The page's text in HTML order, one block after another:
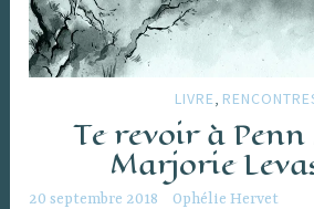
LIVRE,
Te revoir à Penn
Marjorie
20 septembre 2018 Ophélie Hervet